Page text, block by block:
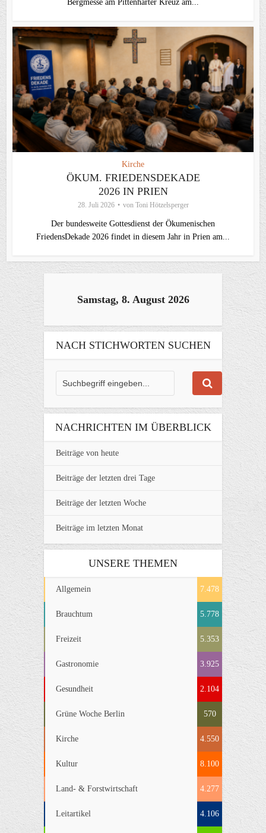
Bergmesse am Pittenharter Kreuz am...
Kirche
ÖKUM. FRIEDENSDEKADE
2026 IN PRIEN
28. Juli 2026 von Toni Hötzelsperger
Der bundesweite Gottesdienst der Ökumenischen
FriedensDekade 2026 findet in diesem Jahr in Prien am...
Samstag, 8. August 2026
NACH STICHWORTEN SUCHEN
NACHRICHTEN IM ÜBERBLICK
Beiträge von heute
Beiträge der letzten drei Tage
Beiträge der letzten Woche
Beiträge im letzten Monat
UNSERE THEMEN
Allgemein 7.478
Brauchtum 5.778
Freizeit 5.353
Gastronomie 3.925
Gesundheit 2.104
Grüne Woche Berlin 570
Kirche 4.550
Kultur 8.100
Land- & Forstwirtschaft 4.277
Leitartikel 4.106